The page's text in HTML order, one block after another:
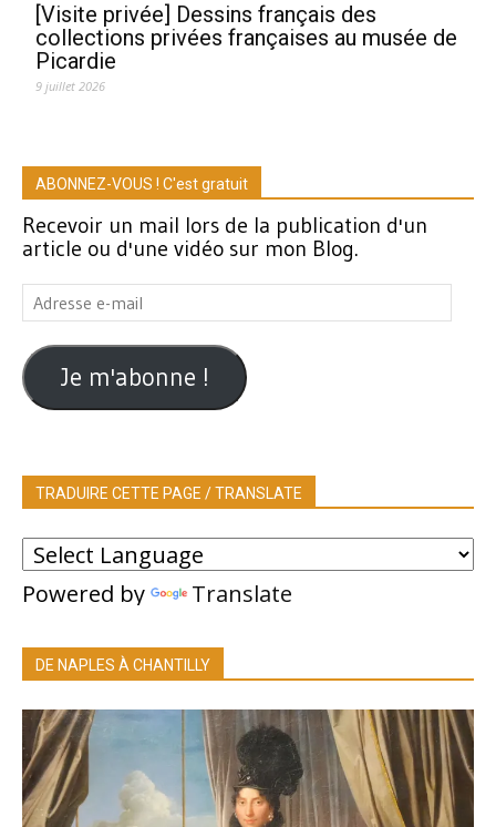
[Visite privée] Dessins français des
collections privées françaises au musée de
Picardie
9 juillet 2026
ABONNEZ-VOUS ! C'est gratuit
Recevoir un mail lors de la publication d'un
article ou d'une vidéo sur mon Blog.
Adresse
e-
mail
Je m'abonne !
TRADUIRE CETTE PAGE / TRANSLATE
Powered by Translate
DE NAPLES À CHANTILLY